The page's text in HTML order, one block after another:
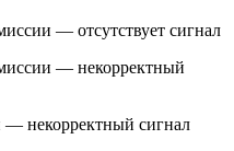
— отсутствует сигнал
— некорректный
некорректный сигнал